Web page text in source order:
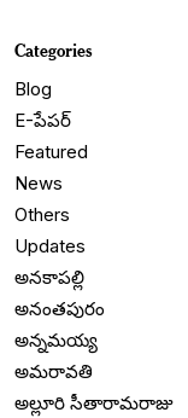
Categories
Blog
E-పేపర్
Featured
News
Others
Updates
అనకాపల్లి
అనంతపురం
అన్నమయ్య
అమరావతి
అల్లూరి సీతారామరాజు